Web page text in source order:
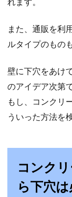
また、通販を利
ルタイプのもの
壁に下穴をあけ
のアイデア次第
もし、コンクリ
ういった方法を
コンク
ら下穴